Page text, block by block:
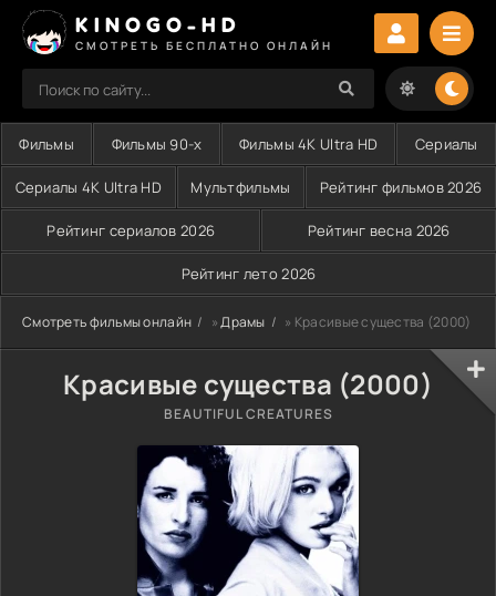
KINOGO-HD
СМОТРЕТЬ БЕСПЛАТНО ОНЛАЙН
Фильмы Фильмы 90-х Фильмы 4K Ultra HD Сериалы
Сериалы 4K Ultra HD Мультфильмы Рейтинг фильмов 2026
Рейтинг сериалов 2026 Рейтинг весна 2026
Рейтинг лето 2026
Смотреть фильмы онлайн »Драмы » Красивые существа (2000)
Красивые существа (2000)
BEAUTIFUL CREATURES